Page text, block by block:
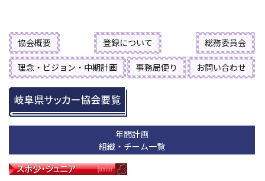
協会概要 登録について 総務委員会
理念・ビジョン・中期計画 事務局便り お問い合わせ
年間計画
組織・チーム一覧